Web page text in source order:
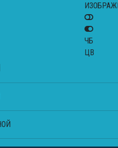
ЧБ
ЦВ